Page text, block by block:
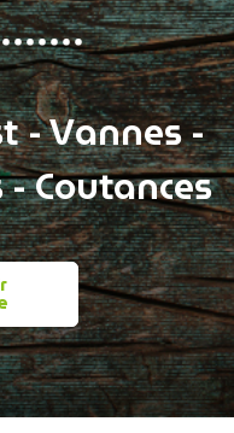
- Vannes -
Coutances